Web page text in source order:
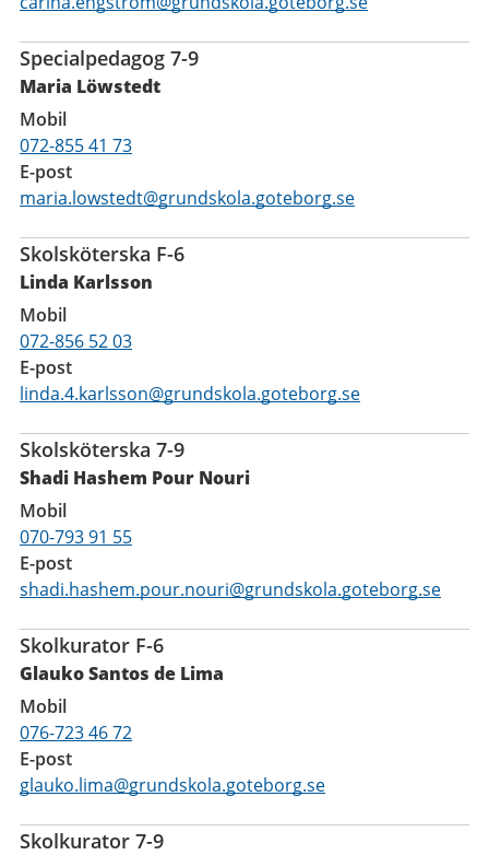
Specialpedagog 7-9
Maria Löwstedt
Mobil
072-855 41 73
E-post
maria.lowstedt@grundskola.goteborg.se
Skolsköterska F-6
Linda Karlsson
Mobil
072-856 52 03
E-post
linda.4.karlsson@grundskola.goteborg.se
Skolsköterska 7-9
Shadi Hashem Pour Nouri
Mobil
070-793 91 55
E-post
shadi.hashem.pour.nouri@grundskola.goteborg.se
Skolkurator F-6
Glauko Santos de Lima
Mobil
076-723 46 72
E-post
glauko.lima@grundskola.goteborg.se
Skolkurator 7-9